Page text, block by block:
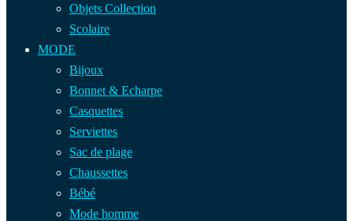
Objets Collection
Scolaire
MODE
Bijoux
Bonnet & Echarpe
Casquettes
Serviettes
Sac de plage
Chaussettes
Bébé
Mode homme